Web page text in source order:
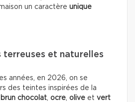
un caractère unique
terreuses et naturelles
années, en 2026, on se
des teintes inspirées de la
brun chocolat, ocre, olive et vert